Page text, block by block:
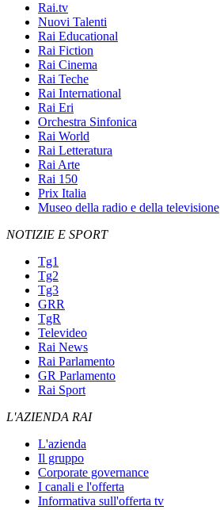
Rai.tv
Nuovi Talenti
Rai Educational
Rai Fiction
Rai Cinema
Rai Teche
Rai International
Rai Eri
Orchestra Sinfonica
Rai World
Rai Letteratura
Rai Arte
Rai 150
Prix Italia
Museo della radio e della televisione
NOTIZIE E SPORT
Tg1
Tg2
Tg3
GRR
TgR
Televideo
Rai News
Rai Parlamento
GR Parlamento
Rai Sport
L'AZIENDA RAI
L'azienda
Il gruppo
Corporate governance
I canali e l'offerta
Informativa sull'offerta tv